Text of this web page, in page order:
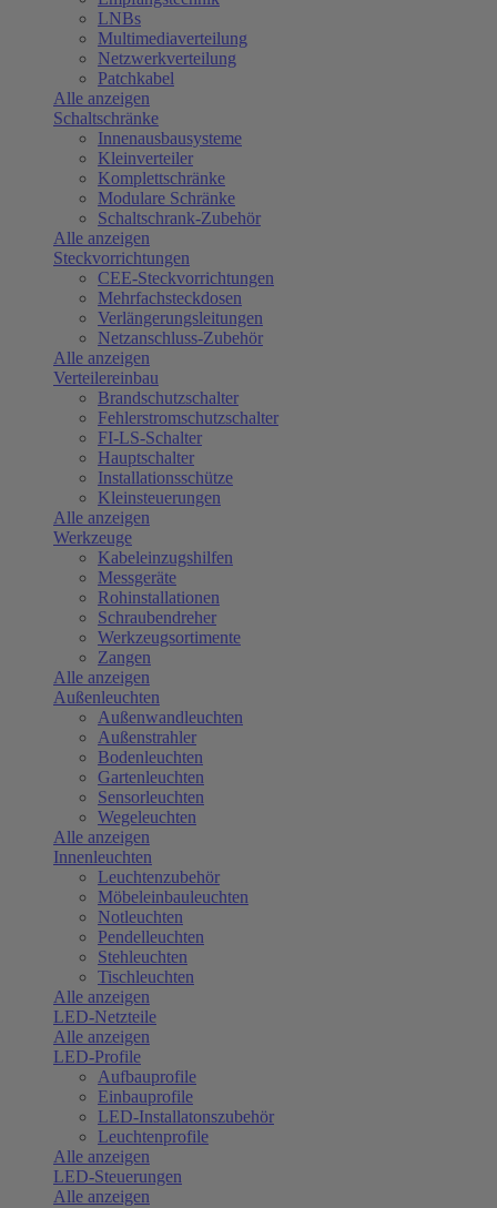
LNBs
Multimediaverteilung
Netzwerkverteilung
Patchkabel
Alle anzeigen
Schaltschränke
Innenausbausysteme
Kleinverteiler
Komplettschränke
Modulare Schränke
Schaltschrank-Zubehör
Alle anzeigen
Steckvorrichtungen
CEE-Steckvorrichtungen
Mehrfachsteckdosen
Verlängerungsleitungen
Netzanschluss-Zubehör
Alle anzeigen
Verteilereinbau
Brandschutzschalter
Fehlerstromschutzschalter
FI-LS-Schalter
Hauptschalter
Installationsschütze
Kleinsteuerungen
Alle anzeigen
Werkzeuge
Kabeleinzugshilfen
Messgeräte
Rohinstallationen
Schraubendreher
Werkzeugsortimente
Zangen
Alle anzeigen
Außenleuchten
Außenwandleuchten
Außenstrahler
Bodenleuchten
Gartenleuchten
Sensorleuchten
Wegeleuchten
Alle anzeigen
Innenleuchten
Leuchtenzubehör
Möbeleinbauleuchten
Notleuchten
Pendelleuchten
Stehleuchten
Tischleuchten
Alle anzeigen
LED-Netzteile
Alle anzeigen
LED-Profile
Aufbauprofile
Einbauprofile
LED-Installatonszubehör
Leuchtenprofile
Alle anzeigen
LED-Steuerungen
Alle anzeigen